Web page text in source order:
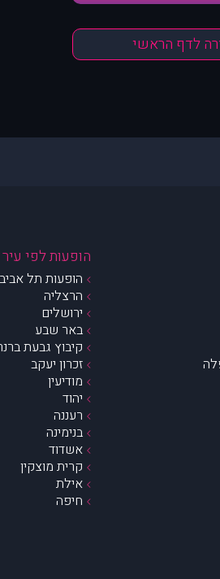
לדף הראשי
הופעות לפי עיר
הופעות תל
הרצליה
ירושלים
באר שבע
קיבוץ גבעת
זכרון יעקב
מודיעין
יהוד
רעננה
בנימינה
אשדוד
קרית מוצקין
אילת
חיפה